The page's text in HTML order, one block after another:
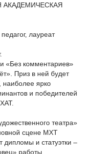
АКАДЕМИЧЕСКАЯ
лауреат
«Без комментариев»
Приз в ней будет
наиболее ярко
и победителей
театра»
сцене МХТ
и статуэтки –
работы